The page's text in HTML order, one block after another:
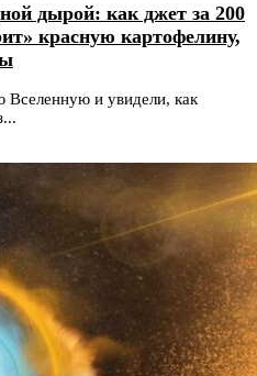
дырой: как джет за 200
красную картофелину,
Вселенную и увидели, как